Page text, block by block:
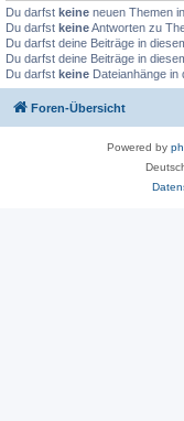
Du darfst keine neuen Themen
Du darfst keineAntworten zu
Du darfst deine Beiträge in
Du darfst deine Beiträge in
Du darfst keine Dateianhänge in
Foren-Übersicht
Powered by